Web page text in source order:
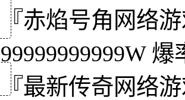
『赤焰号角网络
99999999999W
『最新传奇网络